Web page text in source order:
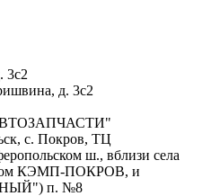
3с2
д. 3с2
c. Покров, ТЦ
ш., вблизи села
КЭМП-ПОКРОВ, и
п. №8